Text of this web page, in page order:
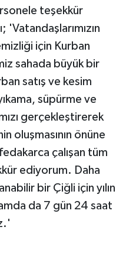
teşekkür
için Kurban
sahada büyük bir
satış ve kesim
süpürme ve
gerçekleştirerek
oluşmasının önüne
çalışan tüm
ediyorum. Daha
bir Çiğli için yılın
da 7 gün 24 saat